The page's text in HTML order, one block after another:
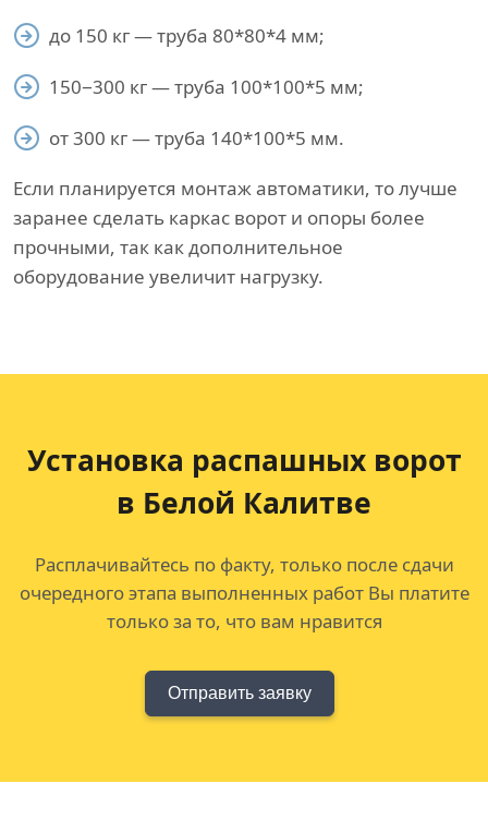
до 150 кг — труба 80*80*4 мм;
150−300 кг — труба 100*100*5 мм;
от 300 кг — труба 140*100*5 мм.
Если планируется монтаж автоматики, то лучше
заранее сделать каркас ворот и опоры более
прочными, так как дополнительное
оборудование увеличит нагрузку.
Установка распашных ворот
в Белой Калитве
Расплачивайтесь по факту, только после сдачи
очередного этапа выполненных работ Вы платите
только за то, что вам нравится
Отправить заявку